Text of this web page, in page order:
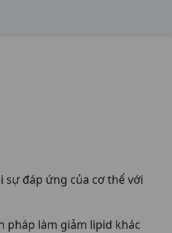
đáp ứng của cơ thể với
pháp làm giảm lipid khác